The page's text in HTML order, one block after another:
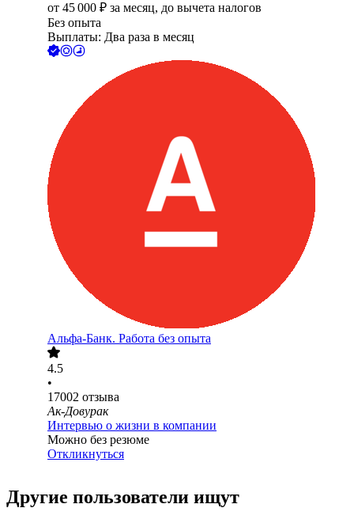
от 45 000 ₽ за месяц, до вычета налогов
Без опыта
Выплаты: Два раза в месяц
Альфа-Банк. Работа без опыта
4.5
•
17002 отзыва
Ак-Довурак
Интервью о жизни в компании
Можно без резюме
Откликнуться
Другие пользователи ищут